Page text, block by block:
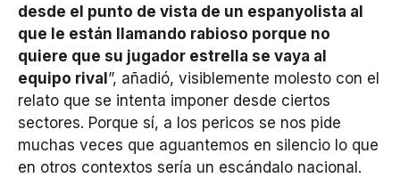
desde el punto de vista de un espanyolista al
que le están llamando rabioso porque no
quiere que su jugador estrella se vaya al
equipo rival ”, añadió, visiblemente molesto con el
relato que se intenta imponer desde ciertos
sectores. Porque sí, a los pericos se nos pide
muchas veces que aguantemos en silencio lo que
en otros contextos sería un escándalo nacional.